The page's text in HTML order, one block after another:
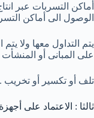
أماكن التسربات عبر
الوصول الى أماكن
يتم التداول معها ولا
على المبانى أو
تلف أو تكسير أو تخريب .
ثالثا : الاعتماد على